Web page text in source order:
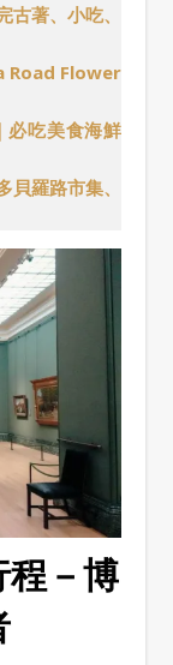
著、小吃、
Road Flower
必吃美食海鮮
羅路市集、
－博